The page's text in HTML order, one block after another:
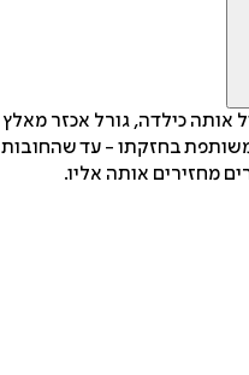
אותה כילדה, גורל אכזר מאלץ
בחזקתו - עד שהחובות
מחזירים אותה אליו.